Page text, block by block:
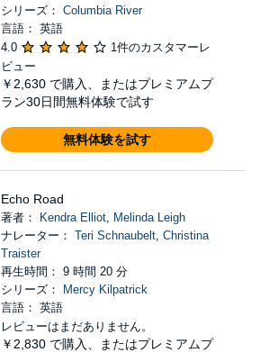
シリーズ： Columbia River
言語： 英語
4.0
1件のカスタマーレ
ビュー
￥2,630 で購入、またはプレミアムプ
ラン30日間無料体験で試す
無料体験を試す
Echo Road
著者： Kendra Elliot, Melinda Leigh
ナレーター： Teri Schnaubelt, Christina
Traister
再生時間： 9 時間 20 分
シリーズ：
Mercy Kilpatrick
言語： 英語
レビューはまだありません。
￥2,830 で購入、またはプレミアムプ